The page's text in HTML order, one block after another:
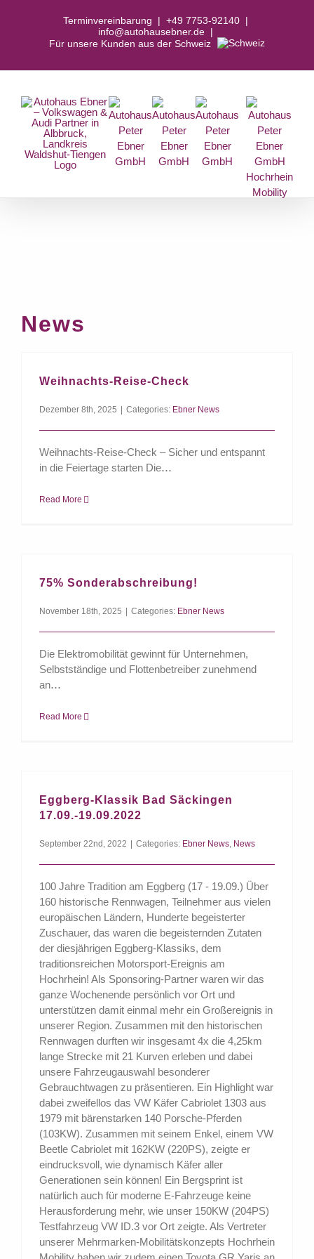
Terminvereinbarung | +49 7753-92140 |
info@autohausebner.de |
Für unsere Kunden aus der Schweiz
News
Weihnachts-Reise-Check
Dezember 8th, 2025 Categories: Ebner News
Weihnachts-Reise-Check – Sicher und entspannt
in die Feiertage starten Die
Read More
75% Sonderabschreibung!
November 18th, 2025 Categories: Ebner News
Die Elektromobilität gewinnt für Unternehmen,
Selbstständige und Flottenbetreiber zunehmend
an
Read More
Eggberg-Klassik Bad Säckingen
17.09.-19.09.2022
September 22nd, 2022 Categories: Ebner News, News
100 Jahre Tradition am Eggberg (17 - 19.09.) Über
160 historische Rennwagen, Teilnehmer aus vielen
europäischen Ländern, Hunderte begeisterter
Zuschauer, das waren die begeisternden Zutaten
der diesjährigen Eggberg-Klassiks, dem
traditionsreichen Motorsport-Ereignis am
Hochrhein! Als Sponsoring-Partner waren wir das
ganze Wochenende persönlich vor Ort und
unterstützen damit einmal mehr ein Großereignis in
unserer Region. Zusammen mit den historischen
Rennwagen durften wir insgesamt 4x die 4,25km
lange Strecke mit 21 Kurven erleben und dabei
unsere Fahrzeugauswahl besonderer
Gebrauchtwagen zu präsentieren. Ein Highlight war
dabei zweifellos das VW Käfer Cabriolet 1303 aus
1979 mit bärenstarken 140 Porsche-Pferden
(103KW). Zusammen mit seinem Enkel, einem VW
Beetle Cabriolet mit 162KW (220PS), zeigte er
eindrucksvoll, wie dynamisch Käfer aller
Generationen sein können! Ein Bergsprint ist
natürlich auch für moderne E-Fahrzeuge keine
Herausforderung mehr, wie unser 150KW (204PS)
Testfahrzeug VW ID.3 vor Ort zeigte. Als Vertreter
unserer Mehrmarken-Mobilitätskonzepts Hochrhein